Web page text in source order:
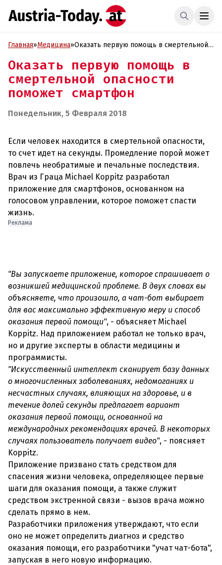
Главная»Медицина»Оказать первую помощь в смертельной
Оказать первую помощь в
смертельной опасности
поможет смартфон
Понедельник, 5 Февраля 2018
Если человек находится в смертельной опасности,
то счет идет на секунды. Промедление порой может
повлечь необратимые и печальные последствия.
Врач из Граца Michael Koppitz разработал
приложение для смартфонов, основанном на
голосовом управлении, которое поможет спасти
Реклама
"Вы запускаете приложение, которое спрашивает о
возникшей медицинской проблеме. В двух словах вы
объясняете, что произошло, а чат-бот выбирает
для вас максимально эффективную меру и способ
оказания первой помощи", - объясняет Michael
Koppitz. Над приложением работал не только врач,
но и другие эксперты в области медицины и
"Искусственный интеллект сканирует базу данных
о многочисленных заболеваниях, недомоганиях и
несчастных случаях, влияющих на здоровье, и в
течение долей секунды предлагает вариант
оказания первой помощи, основанной на
международных рекомендациях врачей. В некоторых
случаях пользователь получает видео", - поясняет
Koppitz.
Приложение призвано стать средством для
спасения жизни человека, определяющее первые
шаги для оказания помощи, а также служит
средством экстренной связи - вызов врача можно
сделать прямо в нем.
Разработчики приложения утверждают, что если
оно не может определить диагноз и средство
оказания помощи, его разработчики "учат чат-бота",
запуская в него новую информацию.